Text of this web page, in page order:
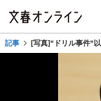
記事 [写真]“ドリル事件“